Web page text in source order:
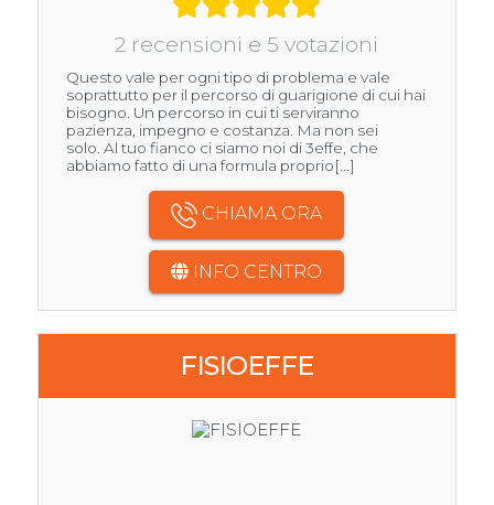
2 recensioni e 5 votazioni
Questo vale per ogni tipo di problema e vale
soprattutto per il percorso di guarigione di cui hai
bisogno. Un percorso in cui ti serviranno
pazienza, impegno e costanza. Ma non sei
solo. Al tuo fianco ci siamo noi di 3effe, che
abbiamo fatto di una formula proprio[...]
CHIAMA ORA
INFO CENTRO
FISIOEFFE